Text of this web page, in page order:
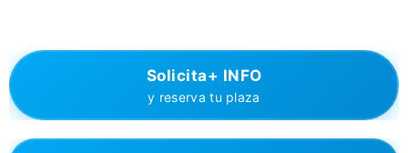
Solicita+ INFO
y reserva tu plaza